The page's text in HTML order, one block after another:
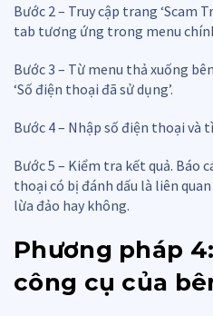
Bước 2 – Truy cập trang ‘Scam
tab tương ứng trong menu
Bước 3 – Từ menu thả xuống
‘Số điện thoại đã sử dụng’.
Bước 4 – Nhập số điện thoại và
Bước 5 – Kiểm tra kết quả. Báo
thoại có bị đánh dấu là liên
lừa đảo hay không.
Phương pháp
công cụ của